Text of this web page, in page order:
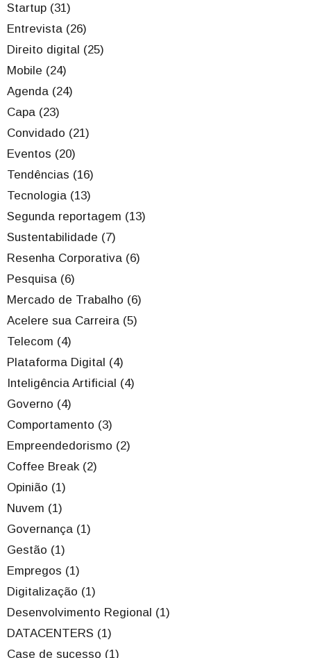
Startup (31)
Entrevista (26)
Direito digital (25)
Mobile (24)
Agenda (24)
Capa (23)
Convidado (21)
Eventos (20)
Tendências (16)
Tecnologia (13)
Segunda reportagem (13)
Sustentabilidade (7)
Resenha Corporativa (6)
Pesquisa (6)
Mercado de Trabalho (6)
Acelere sua Carreira (5)
Telecom (4)
Plataforma Digital (4)
Inteligência Artificial (4)
Governo (4)
Comportamento (3)
Empreendedorismo (2)
Coffee Break (2)
Opinião (1)
Nuvem (1)
Governança (1)
Gestão (1)
Empregos (1)
Digitalização (1)
Desenvolvimento Regional (1)
DATACENTERS (1)
Case de sucesso (1)